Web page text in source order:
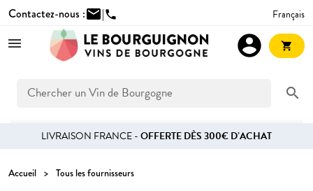
Contactez-nous :mail|phone Français
search
account_circle shopping_cart
LIVRAISON FRANCE -OFFERTE DÈS 300€ D’ACHAT
Accueil Tous les fournisseurs